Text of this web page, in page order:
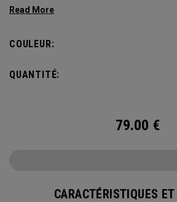
classique. Ce sac à dos extrêmement
s’accroche à la clôture du terrain pour
COULEUR:
QUANTITÉ:
79.00 €
CARACTÉRISTIQUES